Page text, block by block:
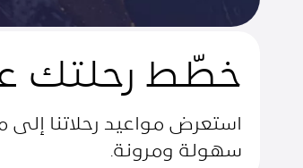
خطّط رحلتك
استعرض مواعيد رحلاتنا
سهولة ومرونة.